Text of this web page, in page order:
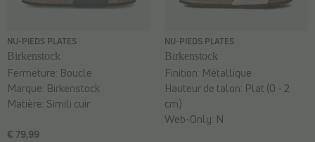
NU-PIEDS PLATES
Birkenstock
€ 79,99
Fermeture: Boucle
Marque: Birkenstock
Matière: Simili cuir
NU-PIEDS PLATES
Birkenstock
Finition: Métallique
Hauteur de talon: Plat (0 - 2
cm)
Web-Only: N